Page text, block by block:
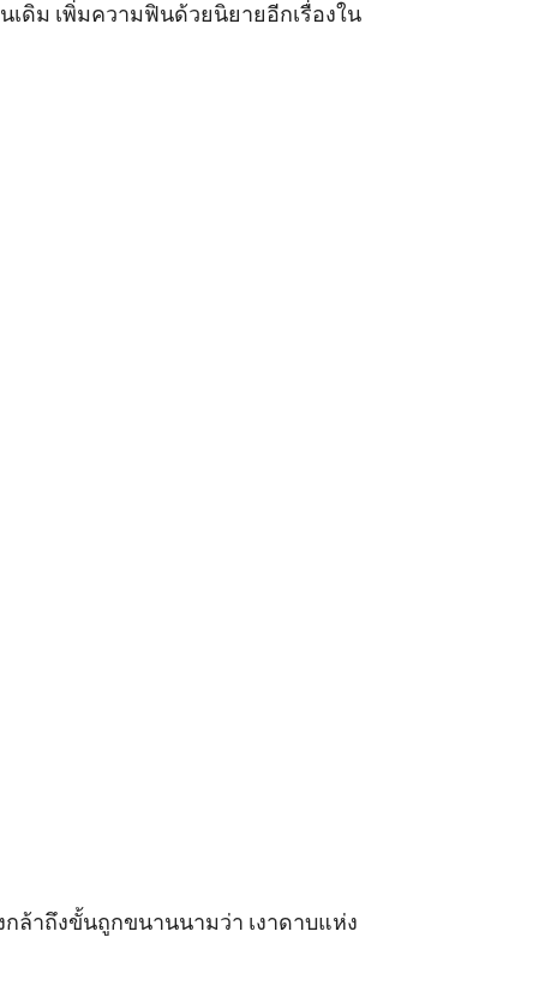
เดิม เพิ่มความฟินด้วยนิยายอีกเรื่องใน
ล้าถึงขั้นถูกขนานนามว่า เงาดาบแห่ง